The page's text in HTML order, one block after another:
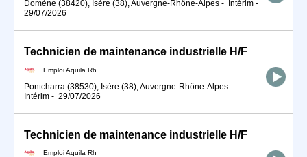
Domène (38420), Isère (38), Auvergne-Rhône-Alpes - Intérim -
29/07/2026
Technicien de maintenance industrielle H/F
Emploi Aquila Rh
Pontcharra (38530), Isère (38), Auvergne-Rhône-Alpes -
Intérim - 29/07/2026
Technicien de maintenance industrielle H/F
Emploi Aquila Rh